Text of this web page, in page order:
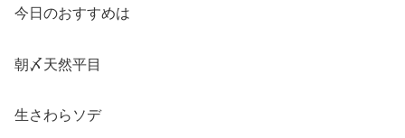
今日のおすすめは
朝〆天然平目
生さわらソデ